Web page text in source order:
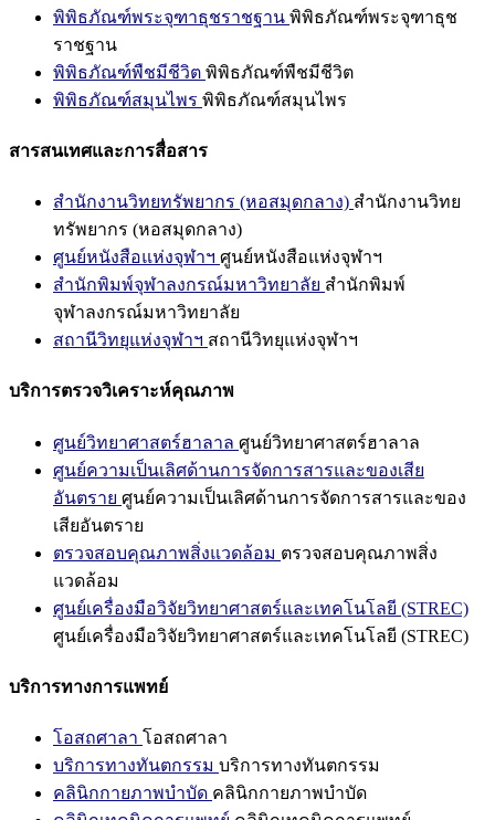
พิพิธภัณฑ์พระจุฑาธุชราชฐาน พิพิธภัณฑ์พระจุฑาธุช
ราชฐาน
พิพิธภัณฑ์พืชมีชีวิต พิพิธภัณฑ์พืชมีชีวิต
พิพิธภัณฑ์สมุนไพร พิพิธภัณฑ์สมุนไพร
สารสนเทศและการสื่อสาร
สำนักงานวิทยทรัพยากร (หอสมุดกลาง) สำนักงานวิทย
ทรัพยากร (หอสมุดกลาง)
ศูนย์หนังสือแห่งจุฬาฯ ศูนย์หนังสือแห่งจุฬาฯ
สำนักพิมพ์จุฬาลงกรณ์มหาวิทยาลัย สำนักพิมพ์
จุฬาลงกรณ์มหาวิทยาลัย
สถานีวิทยุแห่งจุฬาฯ สถานีวิทยุแห่งจุฬาฯ
บริการตรวจวิเคราะห์คุณภาพ
ศูนย์วิทยาศาสตร์ฮาลาล ศูนย์วิทยาศาสตร์ฮาลาล
ศูนย์ความเป็นเลิศด้านการจัดการสารและของเสีย
อันตราย ศูนย์ความเป็นเลิศด้านการจัดการสารและของ
เสียอันตราย
ตรวจสอบคุณภาพสิ่งแวดล้อม ตรวจสอบคุณภาพสิ่ง
แวดล้อม
ศูนย์เครื่องมือวิจัยวิทยาศาสตร์และเทคโนโลยี (STREC)
ศูนย์เครื่องมือวิจัยวิทยาศาสตร์และเทคโนโลยี (STREC)
บริการทางการแพทย์
โอสถศาลา โอสถศาลา
บริการทางทันตกรรม บริการทางทันตกรรม
คลินิกกายภาพบำบัด คลินิกกายภาพบำบัด